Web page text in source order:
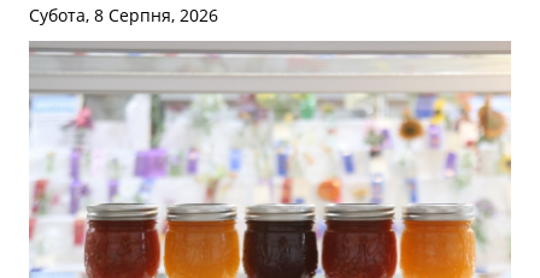
Субота, 8 Серпня, 2026